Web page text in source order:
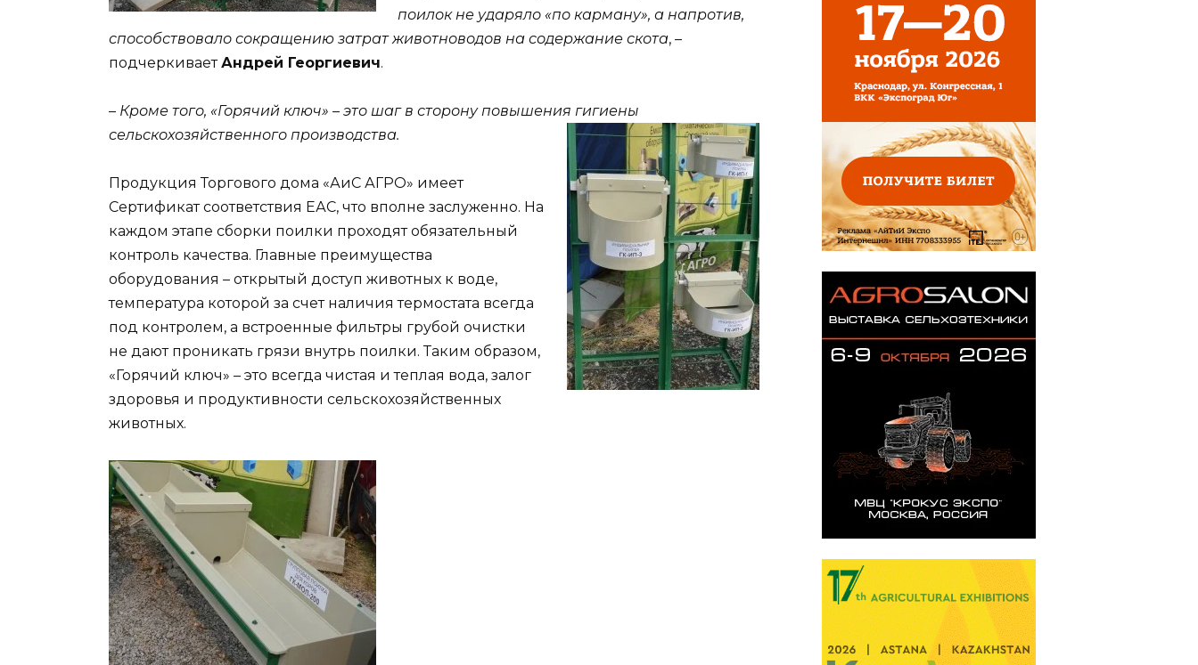
поилок не ударяло «по карману», а напротив,
способствовало сокращению затрат животноводов на содержание скота, –
подчеркиваетАндрей Георгиевич.
– Кроме того, «Горячий ключ» – это шаг в сторону повышения гигиены
сельскохозяйственного производства.
Продукция Торгового дома «АиС АГРО» имеет
Сертификат соответствия ЕАС, что вполне заслуженно. На
каждом этапе сборки поилки проходят обязательный
контроль качества. Главные преимущества
оборудования – открытый доступ животных к воде,
температура которой за счет наличия термостата всегда
под контролем, а встроенные фильтры грубой очистки
не дают проникать грязи внутрь поилки. Таким образом,
«Горячий ключ» – это всегда чистая и теплая вода, залог
здоровья и продуктивности сельскохозяйственных
животных.